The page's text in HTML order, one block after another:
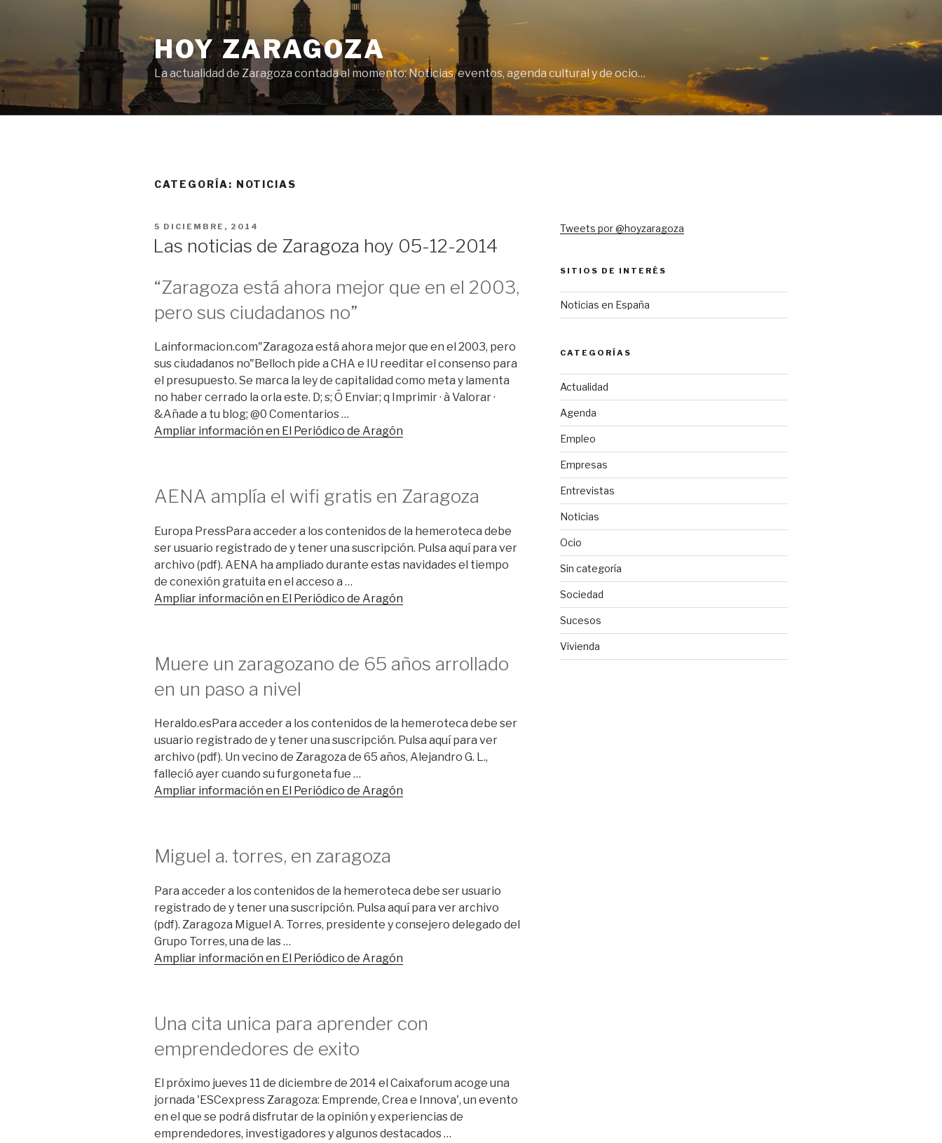
HOY ZARAGOZA
La actualidad de Zaragoza contada al momento: Noticias, eventos, agenda cultural y de ocio…
CATEGORÍA: NOTICIAS
PUBLICADO
5 DICIEMBRE, 2014
Las noticias de Zaragoza hoy 05-12-2014
“Zaragoza está ahora mejor que en el 2003,
pero sus ciudadanos no”
Lainformacion.com"Zaragoza está ahora mejor que en el 2003, pero
sus ciudadanos no"Belloch pide a CHA e IU reeditar el consenso para
el presupuesto. Se marca la ley de capitalidad como meta y lamenta
no haber cerrado la orla este. D; s; Õ Enviar; q Imprimir · à Valorar ·
&Añade a tu blog; @0 Comentarios …
Ampliar información en El Periódico de Aragón
AENA amplía el wifi gratis en Zaragoza
Europa PressPara acceder a los contenidos de la hemeroteca debe
ser usuario registrado de y tener una suscripción. Pulsa aquí para ver
archivo (pdf). AENA ha ampliado durante estas navidades el tiempo
de conexión gratuita en el acceso a …
Ampliar información en El Periódico de Aragón
Muere un zaragozano de 65 años arrollado
en un paso a nivel
Heraldo.esPara acceder a los contenidos de la hemeroteca debe ser
usuario registrado de y tener una suscripción. Pulsa aquí para ver
archivo (pdf). Un vecino de Zaragoza de 65 años, Alejandro G. L.,
falleció ayer cuando su furgoneta fue …
Ampliar información en El Periódico de Aragón
Miguel a. torres, en zaragoza
Para acceder a los contenidos de la hemeroteca debe ser usuario
registrado de y tener una suscripción. Pulsa aquí para ver archivo
(pdf). Zaragoza Miguel A. Torres, presidente y consejero delegado del
Grupo Torres, una de las …
Ampliar información en El Periódico de Aragón
Una cita unica para aprender con
emprendedores de exito
El próximo jueves 11 de diciembre de 2014 el Caixaforum acoge una
jornada 'ESCexpress Zaragoza: Emprende, Crea e Innova', un evento
en el que se podrá disfrutar de la opinión y experiencias de
emprendedores, investigadores y algunos destacados …
Tweets por @hoyzaragoza
SITIOS DE INTERÉS
Noticias en España
CATEGORÍAS
Actualidad
Agenda
Empleo
Empresas
Entrevistas
Noticias
Ocio
Sin categoría
Sociedad
Sucesos
Vivienda